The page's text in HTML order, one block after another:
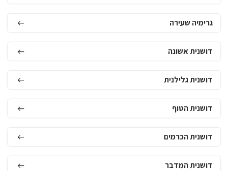
גרימיה שעירה
דושנית אשונה
דושנית גלילנית
דושנית הטוף
דושנית הכרמים
דושנית המדבר